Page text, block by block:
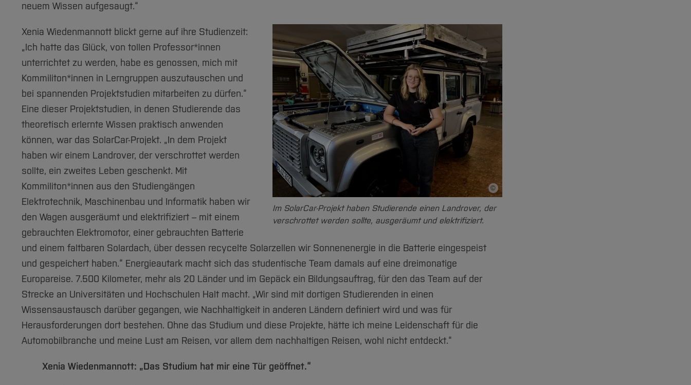
neuem Wissen aufgesaugt.“
©
Bildnachweis
Im SolarCar-Projekt haben Studierende einen Landrover, der
verschrottet werden sollte, ausgeräumt und elektrifiziert.
Xenia Wiedenmannott blickt gerne auf ihre Studienzeit:
„Ich hatte das Glück, von tollen Professor*innen
unterrichtet zu werden, habe es genossen, mich mit
Kommiliton*innen in Lerngruppen auszutauschen und
bei spannenden Projektstudien mitarbeiten zu dürfen.“
Eine dieser Projektstudien, in denen Studierende das
theoretisch erlernte Wissen praktisch anwenden
können, war das SolarCar-Projekt. „In dem Projekt
haben wir einem Landrover, der verschrottet werden
sollte, ein zweites Leben geschenkt. Mit
Kommiliton*innen aus den Studiengängen
Elektrotechnik, Maschinenbau und Informatik haben wir
den Wagen ausgeräumt und elektrifiziert – mit einem
gebrauchten Elektromotor, einer gebrauchten Batterie
und einem faltbaren Solardach, über dessen recycelte Solarzellen wir Sonnenenergie in die Batterie eingespeist
und gespeichert haben.“ Energieautark macht sich das studentische Team damals auf eine dreimonatige
Europareise. 7.500 Kilometer, mehr als 20 Länder und im Gepäck ein Bildungsauftrag, für den das Team auf der
Strecke an Universitäten und Hochschulen Halt macht. „Wir sind mit dortigen Studierenden in einen
Wissensaustausch darüber gegangen, wie Nachhaltigkeit in anderen Ländern definiert wird und was für
Herausforderungen dort bestehen. Ohne das Studium und diese Projekte, hätte ich meine Leidenschaft für die
Automobilbranche und meine Lust am Reisen, vor allem dem nachhaltigen Reisen, wohl nicht entdeckt.“
Xenia Wiedenmannott: „Das Studium hat mir eine Tür geöffnet.“